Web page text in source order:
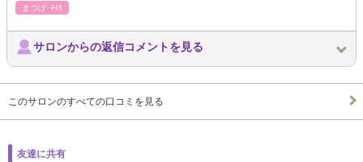
まつげ･ﾒｲｸ
サロンからの返信コメントを見る
このサロンのすべての口コミを見る
友達に共有